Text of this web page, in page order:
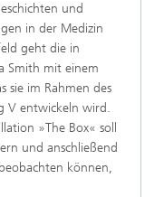
und
in der Medizin
geht die in
Smith mit einem
sie im Rahmen des
V entwickeln wird.
»The Box« soll
und anschließend
können,